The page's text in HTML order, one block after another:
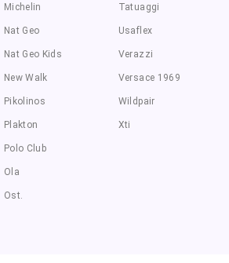
Michelin
Nat Geo
Nat Geo Kids
New Walk
Pikolinos
Plakton
Polo Club
Ola
Ost.
Tatuaggi
Usaflex
Verazzi
Versace 1969
Wildpair
Xti